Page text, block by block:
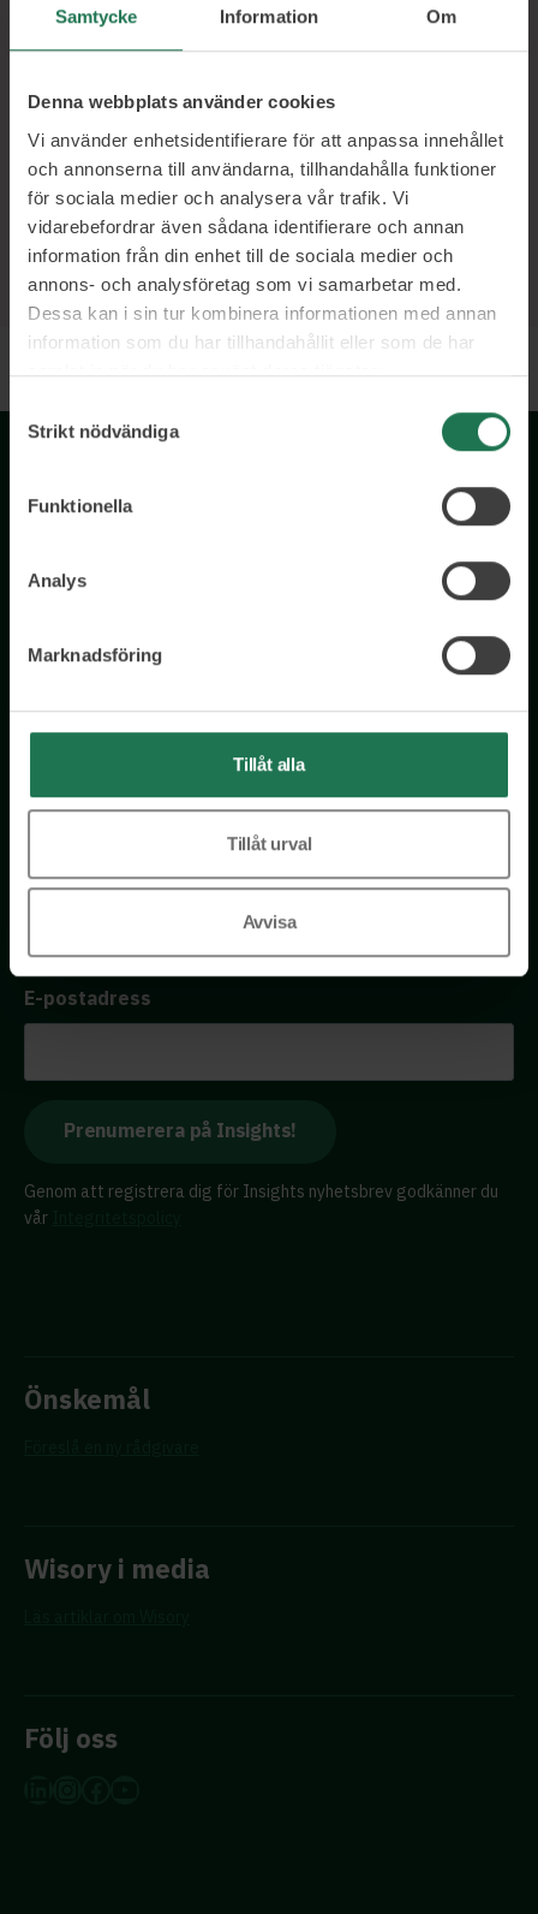
Samtycke Information Om
Denna webbplats använder cookies
Vi använder enhetsidentifierare för att anpassa innehållet
och annonserna till användarna, tillhandahålla funktioner
för sociala medier och analysera vår trafik. Vi
vidarebefordrar även sådana identifierare och annan
information från din enhet till de sociala medier och
annons- och analysföretag som vi samarbetar med.
Dessa kan i sin tur kombinera informationen med annan
information som du har tillhandahållit eller som de har
samlat in när du har använt deras tjänster.
Samtyckesval
Strikt nödvändiga
Funktionella
Analys
Marknadsföring
Tillåt alla
Tillåt urval
Avvisa
Ett urval av våra kunder
Tel: 076 231 77 14
Få tillgång till kostnadsfria insikter från våra olika kloka
rådgivare – direkt i din inkorg.
E-postadress
Genom att registrera dig för Insights nyhetsbrev godkänner du
vår
Önskemål
Wisory i media
Följ oss